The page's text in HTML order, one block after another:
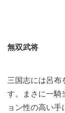
無双武将
三国志には呂布
す。まさに一騎
ョン性の高い